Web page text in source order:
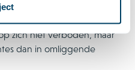
grootbanken
rentepercentages
zich niet verboden, maar
dan in omliggende